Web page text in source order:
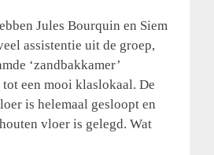
Jules Bourquin en Siem
assistentie uit de groep,
‘zandbakkamer’
een mooi klaslokaal. De
is helemaal gesloopt en
vloer is gelegd. Wat